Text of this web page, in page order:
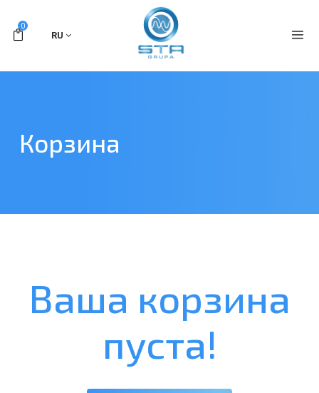
0
RU
Корзина
Ваша корзина
пуста!